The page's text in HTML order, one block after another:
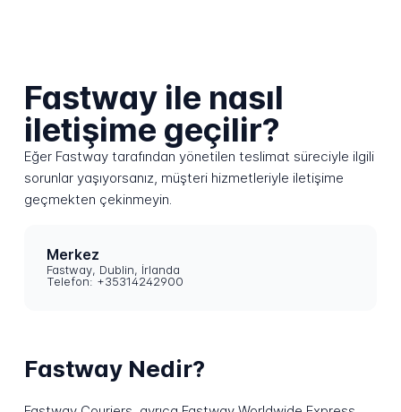
Fastway ile nasıl
iletişime geçilir?
Eğer Fastway tarafından yönetilen teslimat süreciyle ilgili
sorunlar yaşıyorsanız, müşteri hizmetleriyle iletişime
geçmekten çekinmeyin.
Merkez
Fastway, Dublin, İrlanda
Telefon: +35314242900
Fastway Nedir?